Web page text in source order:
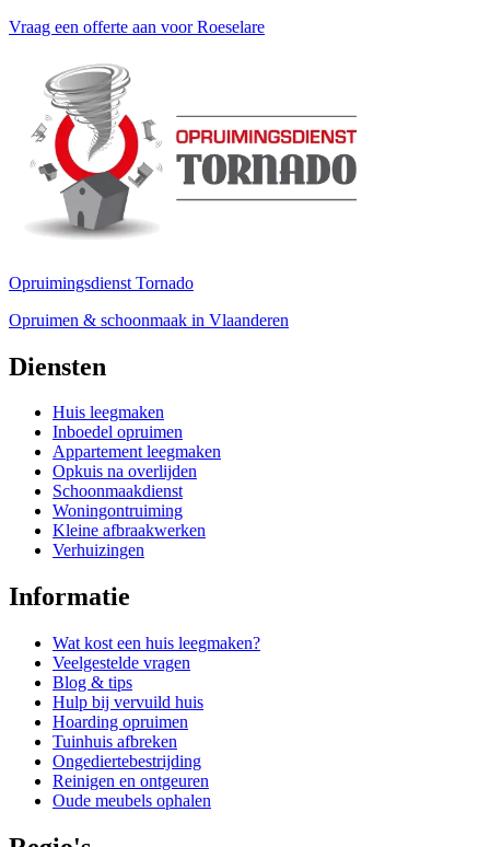
Vraag een offerte aan voorRoeselare
Opruimingsdienst Tornado
Opruimen & schoonmaak in Vlaanderen
Diensten
Huis leegmaken
Inboedel opruimen
Appartement leegmaken
Opkuis na overlijden
Schoonmaakdienst
Woningontruiming
Kleine afbraakwerken
Verhuizingen
Informatie
Wat kost een huis leegmaken?
Veelgestelde vragen
Blog & tips
Hulp bij vervuild huis
Hoarding opruimen
Tuinhuis afbreken
Ongediertebestrijding
Reinigen en ontgeuren
Oude meubels ophalen